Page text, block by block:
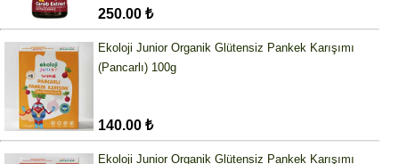
250.00 ₺
Ekoloji Junior Organik Glütensiz Pankek Karışımı
(Pancarlı) 100g
140.00 ₺
Ekoloji Junior Organik Glütensiz Pankek Karışımı